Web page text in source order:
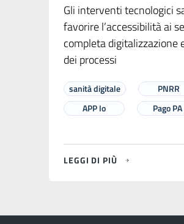
Gli interventi tecnologici
favorire l’accessibilità ai
completa digitalizzazione
dei processi
sanità digitale
PNRR
APP Io
Pago PA
LEGGI DI PIÙ